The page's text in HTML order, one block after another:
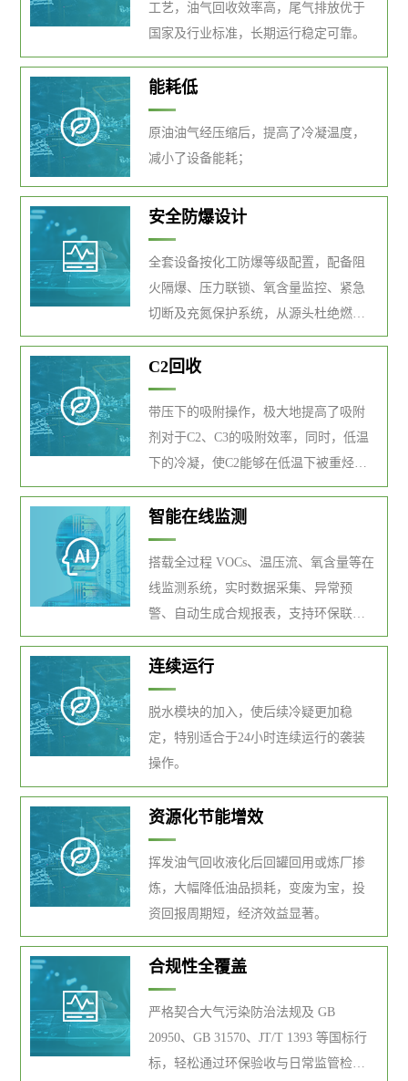
工艺，油气回收效率高，尾气排放优于
国家及行业标准，长期运行稳定可靠。
能耗低
原油油气经压缩后，提高了冷凝温度，
减小了设备能耗；
安全防爆设计
全套设备按化工防爆等级配置，配备阻
火隔爆、压力联锁、氧含量监控、紧急
切断及充氮保护系统，从源头杜绝燃爆
安全隐患。
C2回收
带压下的吸附操作，极大地提高了吸附
剂对于C2、C3的吸附效率，同时，低温
下的冷凝，使C2能够在低温下被重烃类
吸收，解决了C2的回收问题；
智能在线监测
搭载全过程 VOCs、温压流、氧含量等在
线监测系统，实时数据采集、异常预
警、自动生成合规报表，支持环保联网
溯源。
连续运行
脱水模块的加入，使后续冷疑更加稳
定，特别适合于24小时连续运行的袭装
操作。
资源化节能增效
挥发油气回收液化后回罐回用或炼厂掺
炼，大幅降低油品损耗，变废为宝，投
资回报周期短，经济效益显著。
合规性全覆盖
严格契合大气污染防治法规及 GB
20950、GB 31570、JT/T 1393 等国标行
标，轻松通过环保验收与日常监管检